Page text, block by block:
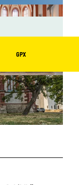
LEIPZIG REGION
GPX